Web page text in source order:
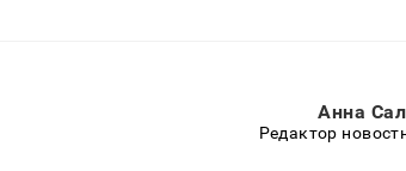
Анна
Редактор